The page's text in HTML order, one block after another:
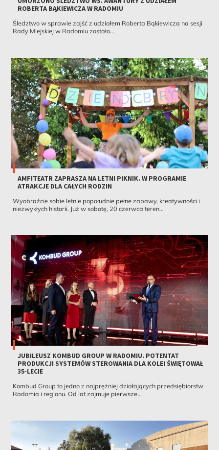
ROBERTA BĄKIEWICZA W RADOMIU
Śledztwo w sprawie zajść z udziałem Roberta Bąkiewicza na sesji
Rady Miejskiej w Radomiu zostało...
AMFITEATR ZAPRASZA NA LETNI PIKNIK. W PROGRAMIE
ATRAKCJE DLA CAŁYCH RODZIN
Wyobraźcie sobie letnie popołudnie pełne zabawy, kreatywności i
niezwykłych historii. Już w sobotę, 20 czerwca teren...
JUBILEUSZ KOMBUD GROUP W RADOMIU. POTENTAT
PRODUKCJI SYSTEMÓW STEROWANIA DLA KOLEI ŚWIĘTOWAŁ
35-LECIE
Kombud Group to jedno z najprężniej działających przedsiębiorstw
Radomia i regionu. Od lat zajmuje pierwsze...